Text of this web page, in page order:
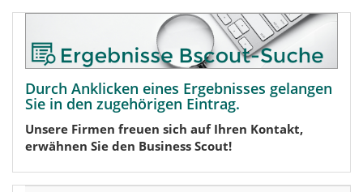
Durch Anklicken eines Ergebnisses gelangen
Sie in den zugehörigen Eintrag.
Unsere Firmen freuen sich auf Ihren Kontakt,
erwähnen Sie den Business Scout!